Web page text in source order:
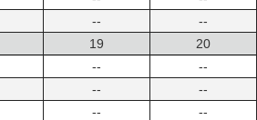
--
--
19
--
--
--
20
--
--
--